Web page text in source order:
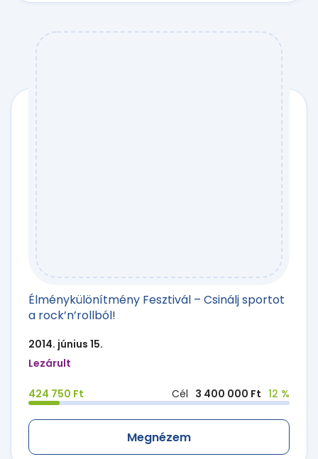
Élménykülönítmény Fesztivál – Csinálj sportot
a rock’n’rollból!
2014. június 15.
Lezárult
424 750 Ft Cél 3 400 000 Ft 12 %
Megnézem